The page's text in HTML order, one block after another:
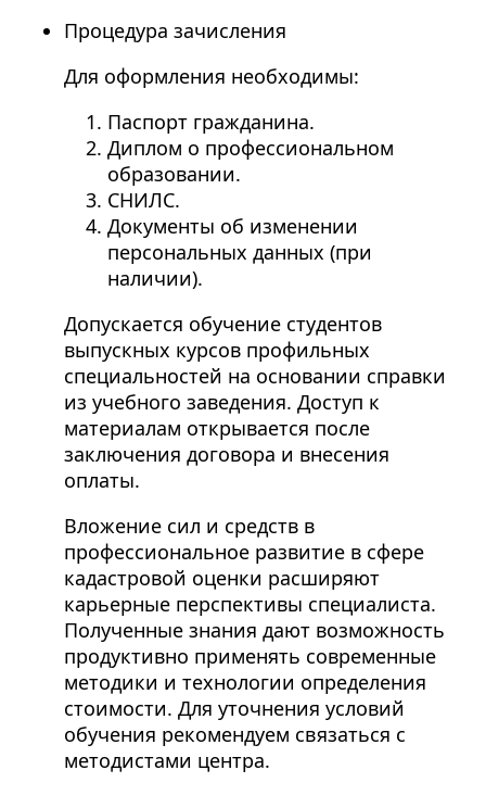
Процедура зачисления
Для оформления необходимы:
Паспорт гражданина.
Диплом о профессиональном
образовании.
СНИЛС.
Документы об изменении
персональных данных (при
наличии).
Допускается обучение студентов
выпускных курсов профильных
специальностей на основании справки
из учебного заведения. Доступ к
материалам открывается после
заключения договора и внесения
оплаты.
Вложение сил и средств в
профессиональное развитие в сфере
кадастровой оценки расширяют
карьерные перспективы специалиста.
Полученные знания дают возможность
продуктивно применять современные
методики и технологии определения
стоимости. Для уточнения условий
обучения рекомендуем связаться с
методистами центра.